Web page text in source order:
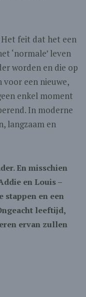
feit dat het een
‘normale’ leven
worden en die op
een nieuwe,
enkel moment
In moderne
langzaam en
En misschien
en Louis –
stappen en een
leeftijd,
ervan zullen